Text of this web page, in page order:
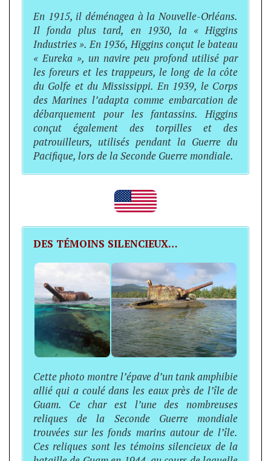
En 1915, il déménagea à la Nouvelle-Orléans.
Il fonda plus tard, en 1930, la « Higgins
Industries ». En 1936, Higgins conçut le bateau
« Eureka », un navire peu profond utilisé par
les foreurs et les trappeurs, le long de la côte
du Golfe et du Mississippi. En 1939, le Corps
des Marines l’adapta comme embarcation de
débarquement pour les fantassins. Higgins
conçut également des torpilles et des
patrouilleurs, utilisés pendant la Guerre du
Pacifique, lors de la Seconde Guerre mondiale.
DES TÉMOINS SILENCIEUX…
Cette photo montre l’épave d’un tank amphibie
allié qui a coulé dans les eaux près de l’île de
Guam. Ce char est l’une des nombreuses
reliques de la Seconde Guerre mondiale
trouvées sur les fonds marins autour de l’île.
Ces reliques sont les témoins silencieux de la